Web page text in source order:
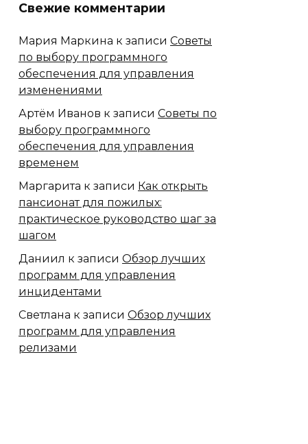
Свежие комментарии
Мария Маркина к записи Советы
по выбору программного
обеспечения для управления
изменениями
Артём Иванов к записи Советы по
выбору программного
обеспечения для управления
временем
Маргарита к записи Как открыть
пансионат для пожилых:
практическое руководство шаг за
шагом
Даниил к записи Обзор лучших
программ для управления
инцидентами
Светлана к записи Обзор лучших
программ для управления
релизами